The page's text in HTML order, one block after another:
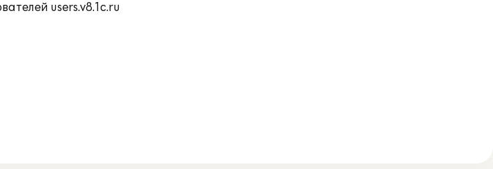
users.v8.1c.ru